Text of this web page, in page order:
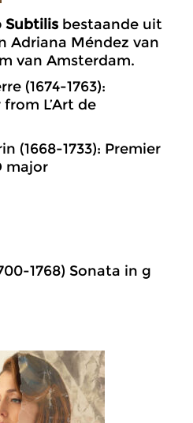
Subtilis bestaande uit
Adriana Méndez van
van Amsterdam.
(1674-1763):
L’Art de
(1668-1733): Premier
major
1768) Sonata in g